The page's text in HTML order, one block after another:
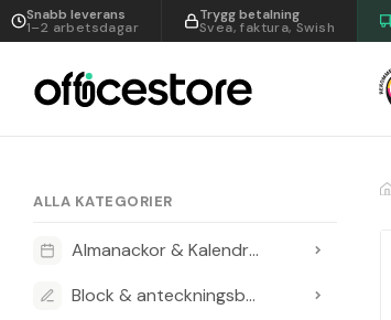
Snabb leverans
1–2 arbetsdagar
Trygg betalning
Svea, faktura, Swish
ALLA KATEGORIER
Almanackor & Kalendrar
Block & anteckningsböcker